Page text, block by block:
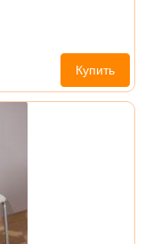
Купить